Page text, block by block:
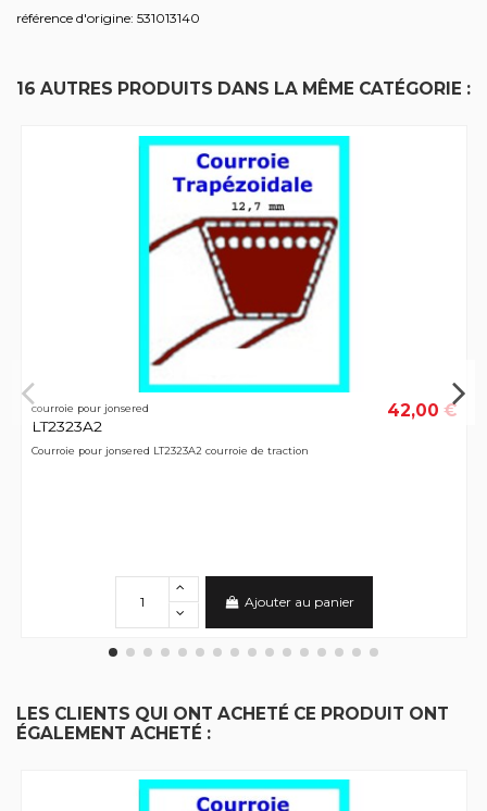
référence d'origine: 531013140
16 AUTRES PRODUITS DANS LA MÊME CATÉGORIE :
courroie pour jonsered
LT2323A2
42,00 €
Courroie pour jonsered LT2323A2 courroie de traction
Ajouter au panier
LES CLIENTS QUI ONT ACHETÉ CE PRODUIT ONT
ÉGALEMENT ACHETÉ :